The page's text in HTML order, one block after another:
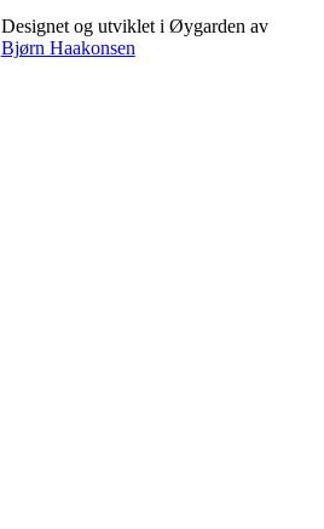
Designet og utviklet i Øygarden av
Bjørn Haakonsen